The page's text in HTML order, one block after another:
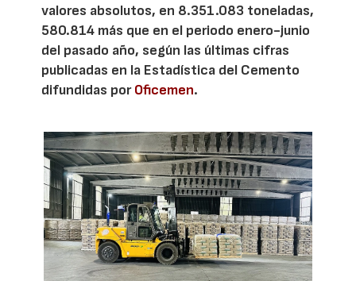
valores absolutos, en 8.351.083 toneladas,
580.814 más que en el periodo enero-junio
del pasado año, según las últimas cifras
publicadas en la Estadística del Cemento
difundidas porOficemen.